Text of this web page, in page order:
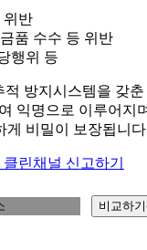
위반
품 수수 등 위반
행위 등
방지시스템을 갖
익명으로 이루어지
게 비밀이 보장됩니
린채널 신고하기
비교하